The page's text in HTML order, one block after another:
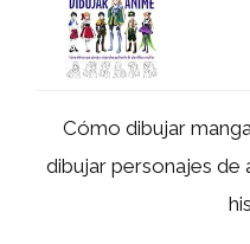
Cómo dibujar
dibujar personajes de